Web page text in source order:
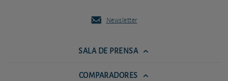
Newsletter
SALA DE PRENSA
COMPARADORES